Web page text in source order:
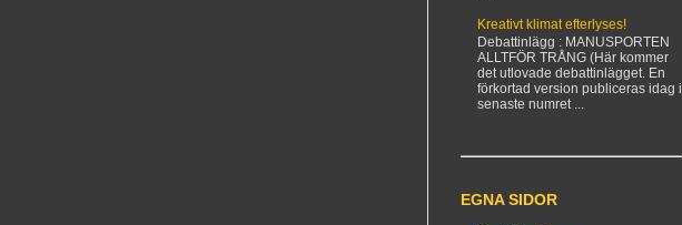
Kreativt klimat efterlyses!
Debattinlägg : MANUSPORTEN
ALLTFÖR TRÅNG (Här kommer
det utlovade debattinlägget. En
förkortad version publiceras idag i
senaste numret ...
EGNA SIDOR